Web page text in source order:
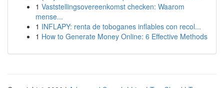
1 Vaststellingsovereenkomst checken: Waarom
mense...
1 INFLAPY: renta de toboganes inflables con recol...
1 How to Generate Money Online: 6 Effective Methods